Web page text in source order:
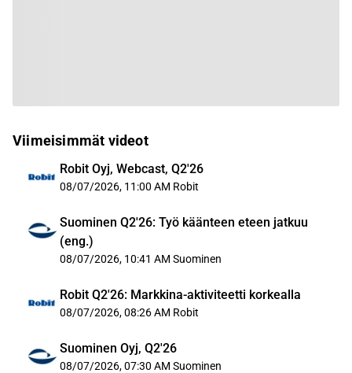
Viimeisimmät videot
Robit Oyj, Webcast, Q2'26
08/07/2026, 11:00 AM Robit
Suominen Q2'26: Työ käänteen eteen jatkuu
(eng.)
08/07/2026, 10:41 AM Suominen
Robit Q2'26: Markkina-aktiviteetti korkealla
08/07/2026, 08:26 AM Robit
Suominen Oyj, Q2'26
08/07/2026, 07:30 AM Suominen